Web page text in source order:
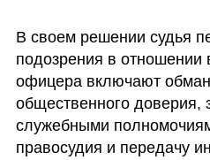
В своем решении судья
подозрения в отношении
офицера включают
общественного доверия,
служебными
правосудия и передачу